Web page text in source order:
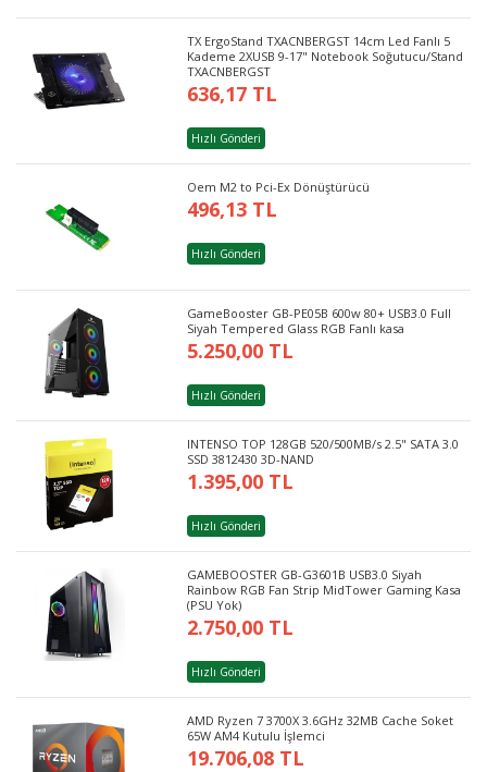
TX ErgoStand TXACNBERGST 14cm Led Fanlı 5
Kademe 2XUSB 9-17" Notebook Soğutucu/Stand
TXACNBERGST
636,17 TL
Hızlı Gönderi
Oem M2 to Pci-Ex Dönüştürücü
496,13 TL
Hızlı Gönderi
GameBooster GB-PE05B 600w 80+ USB3.0 Full
Siyah Tempered Glass RGB Fanlı kasa
5.250,00 TL
Hızlı Gönderi
INTENSO TOP 128GB 520/500MB/s 2.5" SATA 3.0
SSD 3812430 3D-NAND
1.395,00 TL
Hızlı Gönderi
GAMEBOOSTER GB-G3601B USB3.0 Siyah
Rainbow RGB Fan Strip MidTower Gaming Kasa
(PSU Yok)
2.750,00 TL
Hızlı Gönderi
AMD Ryzen 7 3700X 3.6GHz 32MB Cache Soket
65W AM4 Kutulu İşlemci
19.706,08 TL